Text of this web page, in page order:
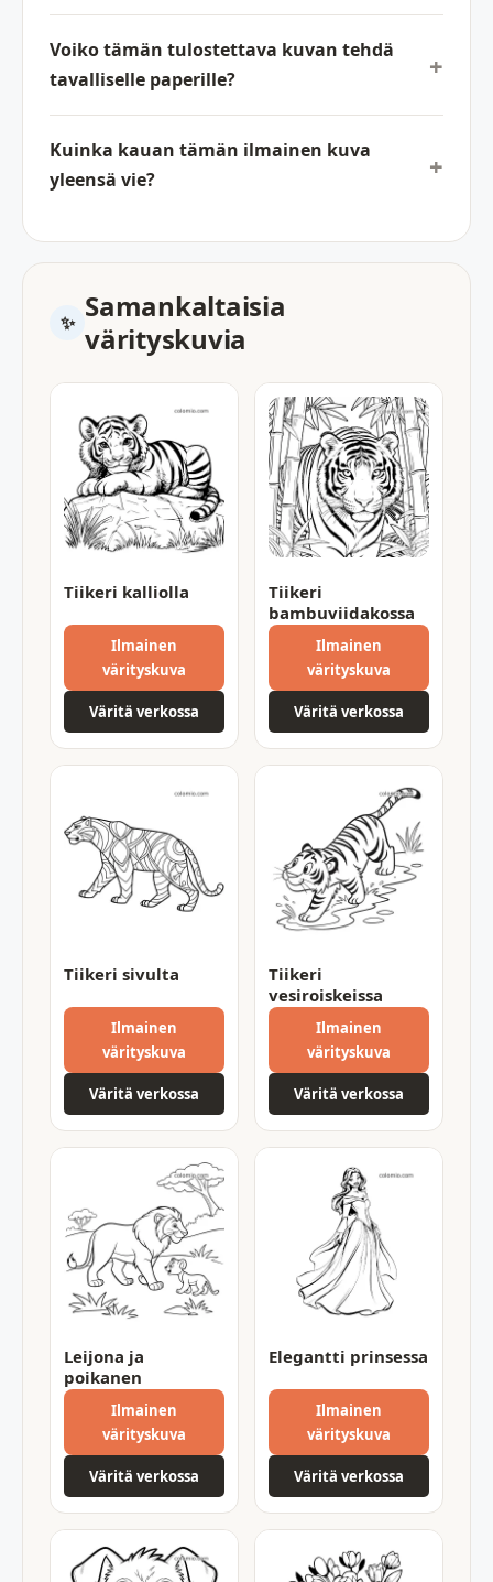
Voiko tämän tulostettava kuvan tehdä
tavalliselle paperille?
Kuinka kauan tämän ilmainen kuva
yleensä vie?
Samankaltaisia
värityskuvia
Tiikeri kalliolla
Ilmainen
värityskuva
Väritä verkossa
Tiikeri
bambuviidakossa
Ilmainen
värityskuva
Väritä verkossa
Tiikeri sivulta
Ilmainen
värityskuva
Väritä verkossa
Tiikeri
vesiroiskeissa
Ilmainen
värityskuva
Väritä verkossa
Leijona ja
poikanen
Ilmainen
värityskuva
Väritä verkossa
Elegantti prinsessa
Ilmainen
värityskuva
Väritä verkossa